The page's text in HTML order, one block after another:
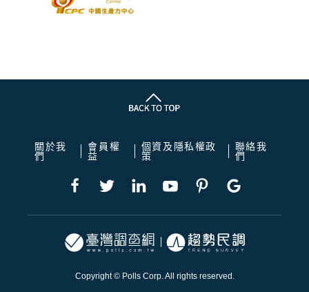
關於我
們
會員權
益
個資及隱私權政
策
聯絡我
們
Copyright © Polls Corp. All rights reserved.